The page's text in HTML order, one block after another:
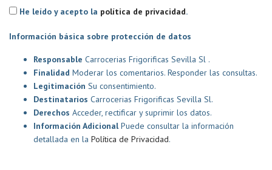
He leído y acepto la política de privacidad.
Información básica sobre protección de datos
Responsable Carrocerias Frigorificas Sevilla Sl .
Finalidad Moderar los comentarios. Responder las consultas.
Legitimación Su consentimiento.
Destinatarios Carrocerias Frigorificas Sevilla Sl.
Derechos Acceder, rectificar y suprimir los datos.
Información AdicionalPuede consultar la información
detallada en la Política de Privacidad.